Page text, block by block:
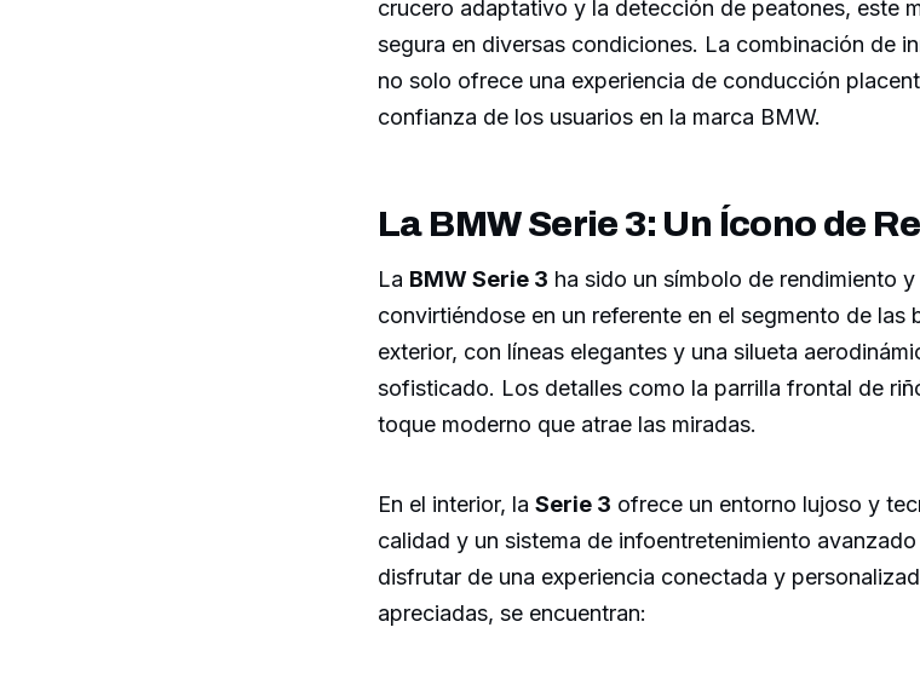
crucero adaptativo y la detección de peatones, este
segura en diversas condiciones. La combinación de
no solo ofrece una experiencia de conducción
confianza de los usuarios en la marca BMW.
La BMW Serie 3: Un Ícono de
La BMW Serie 3 ha sido un símbolo de rendimiento
convirtiéndose en un referente en el segmento de las
exterior, con líneas elegantes y una silueta
sofisticado. Los detalles como la parrilla frontal de
toque moderno que atrae las miradas.
En el interior, la Serie 3 ofrece un entorno lujoso y
calidad y un sistema de infoentretenimiento
disfrutar de una experiencia conectada y
apreciadas, se encuentran: